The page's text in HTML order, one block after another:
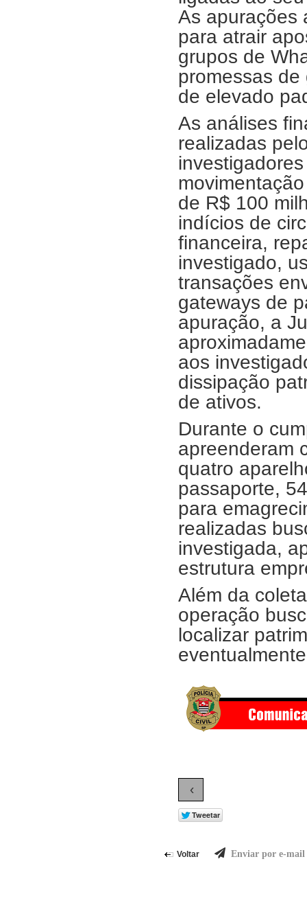
As apurações
para atrair
grupos de
promessas
de elevado
As análises
realizadas
de R$ 100
indícios de
financeira,
investigado,
transações
gateways de
apuração, a
aos
dissipação
de ativos.
Durante o
apreenderam
quatro
passaporte,
para
realizadas
investigada,
estrutura
Além da
operação
localizar
‹
Voltar Enviar por e-mail